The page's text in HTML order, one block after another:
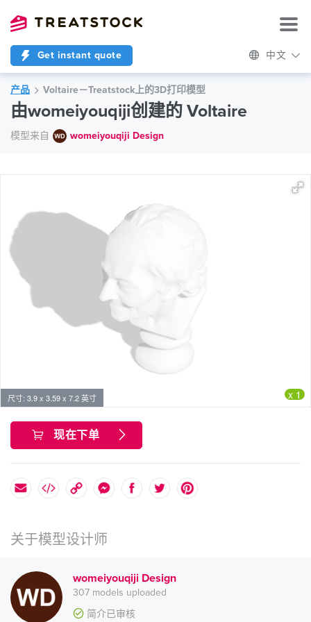
Get instant quote 中文
产品 Voltaire－Treatstock上的3D打印模型
由womeiyouqiji创建的 Voltaire
模型来自 womeiyouqiji Design
尺寸: 3.9 x 3.59 x 7.2 英寸 x 1
现在下单
关于模型设计师
womeiyouqiji Design
307 models uploaded
简介已审核